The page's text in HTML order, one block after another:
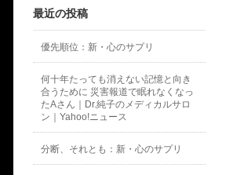
最近の投稿
優先順位：新・心のサプリ
何十年たっても消えない記憶と向き
合うために 災害報道で眠れなくなっ
たAさん｜Dr.純子のメディカルサロ
ン｜Yahoo!ニュース
分断、それとも：新・心のサプリ